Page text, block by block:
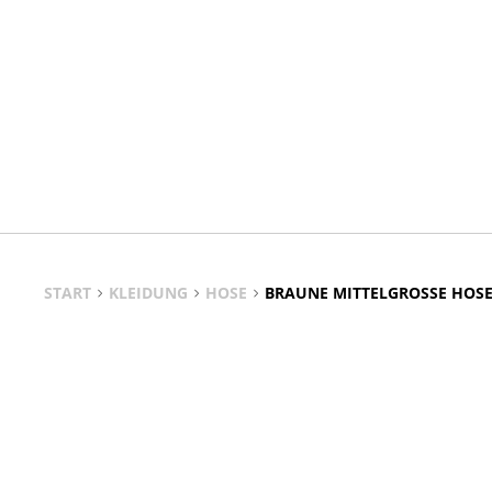
START KLEIDUNG HOSE BRAUNE MITTELGROSSE HOSEN